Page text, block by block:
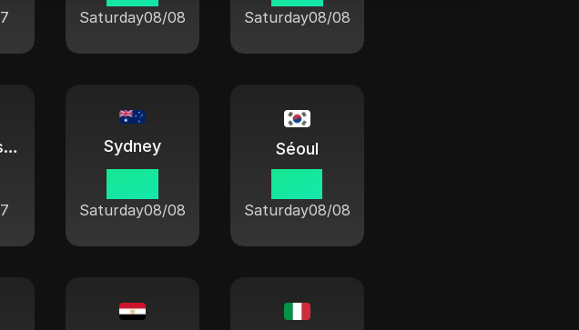
Saturday08/08 Saturday08/08
San Francisco Sydney
Saturday08/08
Séoul
Saturday08/08